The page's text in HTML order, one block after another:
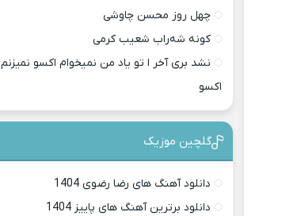
چهل روز محسن چاوشی
کونه شه‌راب شعیب کرمی
نشد بری آخر ا تو یاد من نمیخوام اکسو نمیزنم
اکسو
گلچین موزیک
دانلود آهنگ های رضا رضوی 1404
دانلود برترین آهنگ های پاییز 1404